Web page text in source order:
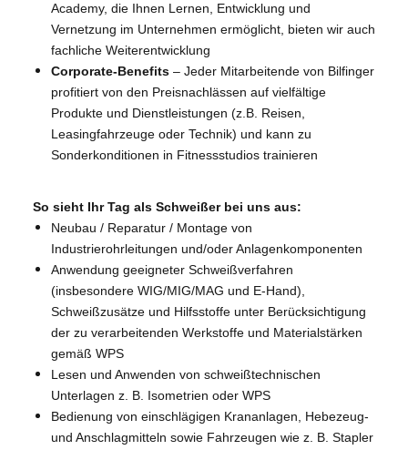
Academy, die Ihnen Lernen, Entwicklung und
Vernetzung im Unternehmen ermöglicht, bieten wir auch
fachliche Weiterentwicklung
Corporate-Benefits – Jeder Mitarbeitende von Bilfinger
profitiert von den Preisnachlässen auf vielfältige
Produkte und Dienstleistungen (z.B. Reisen,
Leasingfahrzeuge oder Technik) und kann zu
Sonderkonditionen in Fitnessstudios trainieren
So sieht Ihr Tag als Schweißer bei uns aus:
Neubau / Reparatur / Montage von
Industrierohrleitungen und/oder Anlagenkomponenten
Anwendung geeigneter Schweißverfahren
(insbesondere WIG/MIG/MAG und E-Hand),
Schweißzusätze und Hilfsstoffe unter Berücksichtigung
der zu verarbeitenden Werkstoffe und Materialstärken
gemäß WPS
Lesen und Anwenden von schweißtechnischen
Unterlagen z. B. Isometrien oder WPS
Bedienung von einschlägigen Krananlagen, Hebezeug-
und Anschlagmitteln sowie Fahrzeugen wie z. B. Stapler